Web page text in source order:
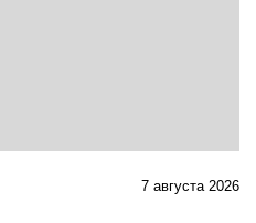
7 августа 2026